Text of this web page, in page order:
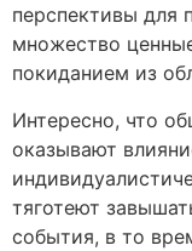
перспективы для
множество
покиданием из
Интересно, что
оказывают
тяготеют
события, в то